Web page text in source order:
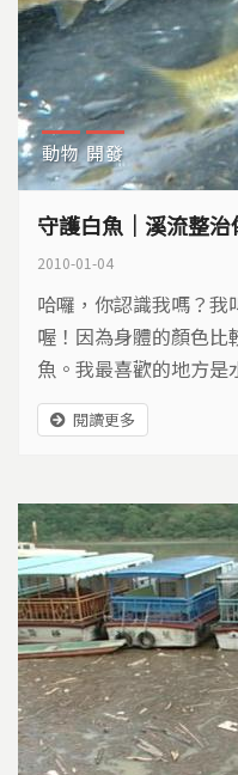
動物 開發
守護白魚｜溪流整治
2010-01-04
哈囉，你認識我嗎？我
喔！因為身體的顏色
魚。我最喜歡的地方是
食、有水草可以藏身的
普通嗎？那可就錯了！
影。但是，這最後的
閱讀更多